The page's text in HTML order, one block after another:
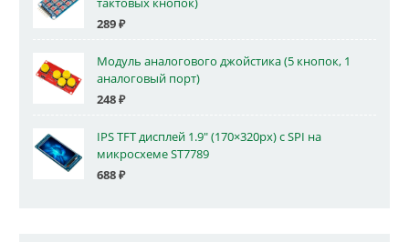
тактовых кнопок)
289₽
Модуль аналогового джойстика (5 кнопок, 1
аналоговый порт)
248₽
IPS TFT дисплей 1.9" (170×320px) с SPI на
микросхеме ST7789
688₽